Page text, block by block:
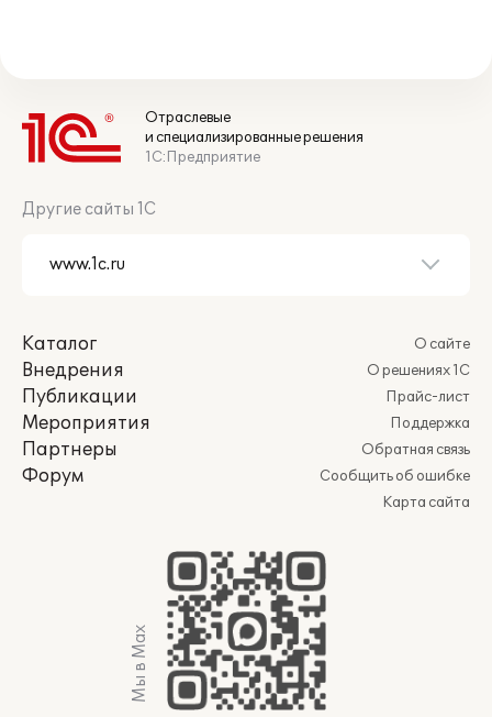
Отраслевые
и специализированные решения
1С:Предприятие
Другие сайты 1С
Каталог
Внедрения
Публикации
Мероприятия
Партнеры
Форум
О сайте
О решениях 1С
Прайс-лист
Поддержка
Обратная связь
Сообщить об ошибке
Карта сайта
Мы в Max